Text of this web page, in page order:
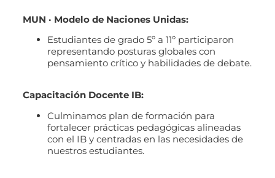
MUN · Modelo de Naciones Unidas:
Estudiantes de grado 5º a 11º participaron
representando posturas globales con
pensamiento crítico y habilidades de debate.
Capacitación Docente IB:
Culminamos plan de formación para
fortalecer prácticas pedagógicas alineadas
con el IB y centradas en las necesidades de
nuestros estudiantes.